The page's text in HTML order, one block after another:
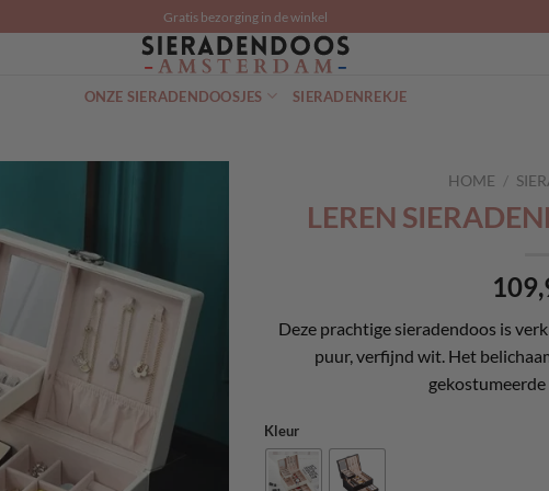
Gratis bezorging in de winkel
ONZE SIERADENDOOSJES SIERADENREKJE
HOME /
LEREN
Deze prachtige sieradendoos is
puur, verfijnd wit. Het
gekostumeerde
Kleur